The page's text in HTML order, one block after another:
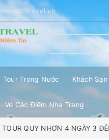
Tour Trong Nước Khách
Vé Các Điểm Nha Trang
TOUR QUY NHƠN 4 NGÀY 3